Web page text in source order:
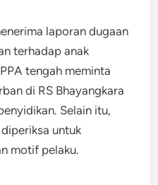
laporan dugaan
terhadap anak
tengah meminta
di RS Bhayangkara
Selain itu,
untuk
motif pelaku.